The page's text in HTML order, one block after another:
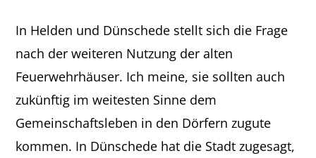
In Helden und Dünschede stellt sich die Frage
nach der weiteren Nutzung der alten
Feuerwehrhäuser. Ich meine, sie sollten auch
zukünftig im weitesten Sinne dem
Gemeinschaftsleben in den Dörfern zugute
kommen. In Dünschede hat die Stadt zugesagt,